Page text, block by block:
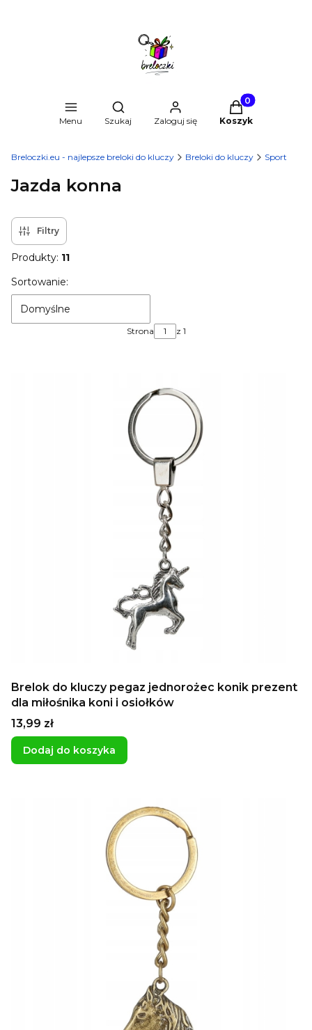
Menu
Otwórz wyszukiwarkę
Szukaj Zaloguj się
Produkty w
Koszyk
Breloczki.eu - najlepsze breloki do kluczy Breloki do kluczy Sport
Jazda konna
Filtry
Produkty: 11
Lista produktów
Sortowanie:
Domyślne
Strona z 1
Brelok do kluczy pegaz jednorożec konik prezent
dla miłośnika koni i osiołków
Cena
13,99 zł
Dodaj do koszyka